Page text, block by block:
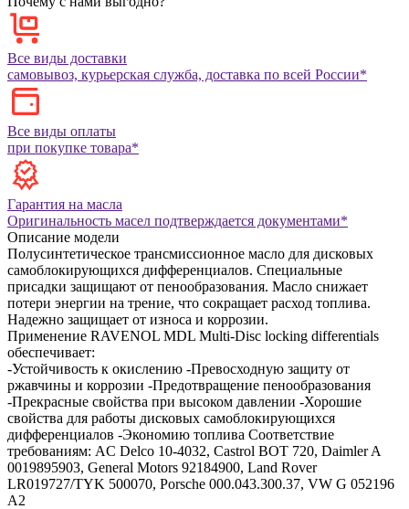
Все виды доставки
самовывоз, курьерская служба, доставка по всей России*
Все виды оплаты
при покупке товара*
Гарантия на масла
Оригинальность масел подтверждается документами*
Описание модели
Полусинтетическое трансмиссионное масло для дисковых
самоблокирующихся дифференциалов. Специальные
присадки защищают от пенообразования. Масло снижает
потери энергии на трение, что сокращает расход топлива.
Надежно защищает от износа и коррозии.
Применение RAVENOL MDL Multi-Disc locking differentials
обеспечивает:
-Устойчивость к окислению -Превосходную защиту от
ржавчины и коррозии -Предотвращение пенообразования
-Прекрасные свойства при высоком давлении -Хорошие
свойства для работы дисковых самоблокирующихся
дифференциалов -Экономию топлива Соответствие
требованиям: AC Delco 10-4032, Castrol BOT 720, Daimler A
0019895903, General Motors 92184900, Land Rover
LR019727/TYK 500070, Porsche 000.043.300.37, VW G 052196
A2